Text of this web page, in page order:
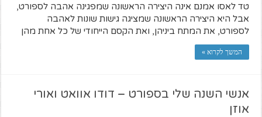
טד לאסו אמנם אינה היצירה הראשונה שמפגינה אהבה לספורט,
אבל היא היצירה הראשונה שמציגה גישות שונות לאהבה
לספורט, את המתח ביניהן, ואת הקסם הייחודי של כל אחת מהן
המשך לקרוא »
אנשי השנה שלי בספורט – דודו אוואט ואורי
אוזן